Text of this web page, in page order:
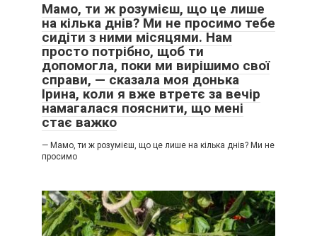
Мамо, ти ж розумієш, що це лише
на кілька днів? Ми не просимо тебе
сидіти з ними місяцями. Нам
просто потрібно, щоб ти
допомогла, поки ми вирішимо свої
справи, — сказала моя донька
Ірина, коли я вже втретє за вечір
намагалася пояснити, що мені
стає важко
— Мамо, ти ж розумієш, що це лише на кілька днів? Ми не
просимо